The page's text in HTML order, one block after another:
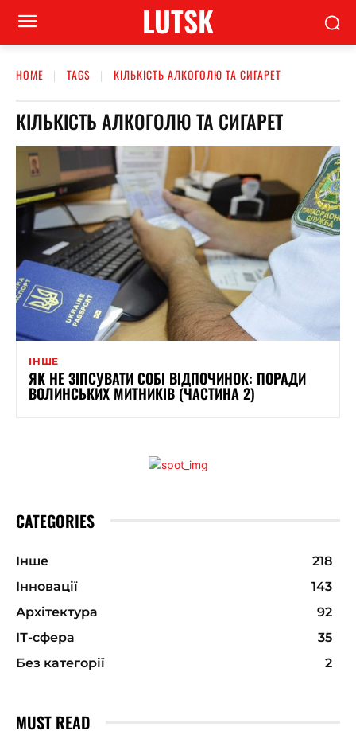
LUTSK
HOME TAGS КІЛЬКІСТЬ АЛКОГОЛЮ ТА СИГАРЕТ
КІЛЬКІСТЬ АЛКОГОЛЮ ТА СИГАРЕТ
ІНШЕ
ЯК НЕ ЗІПСУВАТИ СОБІ ВІДПОЧИНОК: ПОРАДИ
ВОЛИНСЬКИХ МИТНИКІВ (ЧАСТИНА 2)
CATEGORIES
Інше
218
Інновації
143
Архітектура
92
ІТ-сфера
35
Без категорії
2
MUST READ